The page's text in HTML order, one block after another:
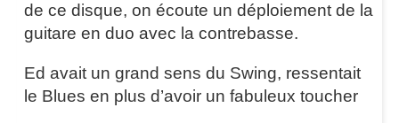
de ce disque, on écoute un déploiement de la
guitare en duo avec la contrebasse.
Ed avait un grand sens du Swing, ressentait
le Blues en plus d’avoir un fabuleux toucher